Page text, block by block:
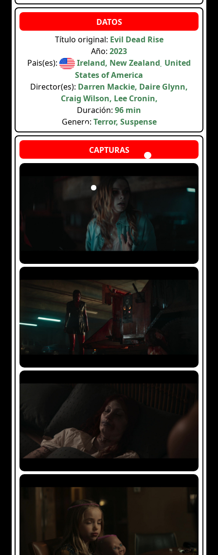
Título original: Evil Dead Rise
Año: 2023
Pais(es):
Ireland, New Zealand, United
States of America
Director(es): Darren Mackie, Daire Glynn,
Craig Wilson, Lee Cronin,
Duración: 96 min
Genero: Terror, Suspense